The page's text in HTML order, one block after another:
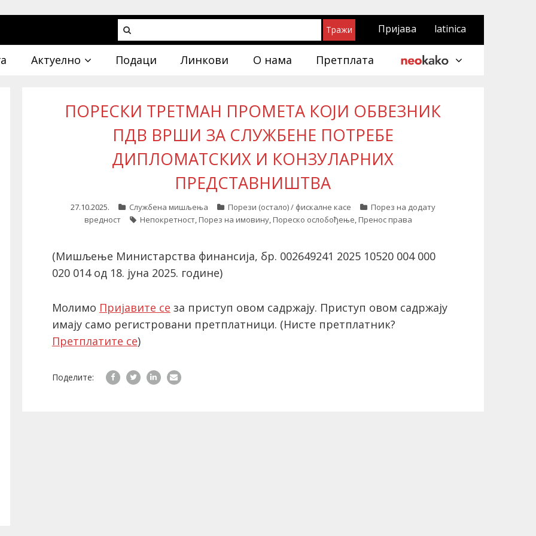
Пријава latinica
Актуелно Подаци Линкови О нама Претплата
ПОРЕСКИ ТРЕТМАН ПРОМЕТА КОЈИ ОБВЕЗНИК
ПДВ ВРШИ ЗА СЛУЖБЕНЕ ПОТРЕБЕ
ДИПЛОМАТСКИХ И КОНЗУЛАРНИХ
ПРЕДСТАВНИШТВА
27.10.2025. Службена мишљења Порези (остало) / фискалне касе
Порез на додату
вредност
Непокретност, Порез на имовину, Пореско ослобођење, Пренос права
(Мишљење Министарства финансија, бр. 002649241 2025 10520 004 000
020 014 од 18. јуна 2025. године)
Молимо Пријавите се за приступ овом садржају. Приступ овом садржају
имају само регистровани претплатници. (Нисте претплатник?
Претплатите се)
Поделите: